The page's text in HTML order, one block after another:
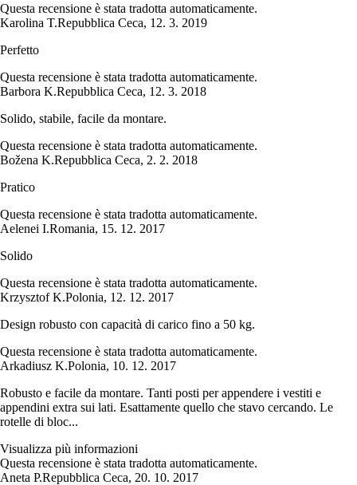
Questa recensione è stata tradotta automaticamente.
Karolina T.Repubblica Ceca, 12. 3. 2019
Perfetto
Questa recensione è stata tradotta automaticamente.
Barbora K.Repubblica Ceca, 12. 3. 2018
Solido, stabile, facile da montare.
Questa recensione è stata tradotta automaticamente.
Božena K.Repubblica Ceca, 2. 2. 2018
Pratico
Questa recensione è stata tradotta automaticamente.
Aelenei I.Romania, 15. 12. 2017
Solido
Questa recensione è stata tradotta automaticamente.
Krzysztof K.Polonia, 12. 12. 2017
Design robusto con capacità di carico fino a 50 kg.
Questa recensione è stata tradotta automaticamente.
Arkadiusz K.Polonia, 10. 12. 2017
Robusto e facile da montare. Tanti posti per appendere i vestiti e
appendini extra sui lati. Esattamente quello che stavo cercando. Le
rotelle di bloc...
Visualizza più informazioni
Questa recensione è stata tradotta automaticamente.
Aneta P.Repubblica Ceca, 20. 10. 2017